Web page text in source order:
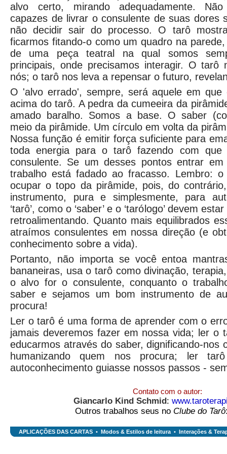
alvo certo, mirando adequadamente.
capazes de livrar o consulente de suas dores
não decidir sair do processo. O tarô
ficarmos fitando-o como um quadro na
de uma peça teatral na qual somos
principais, onde precisamos interagir. O
nós; o tarô nos leva a repensar o futuro,
O 'alvo errado', sempre, será aquele em que
acima do tarô. A pedra da cumeeira da
amado baralho. Somos a base. O saber
meio da pirâmide. Um círculo em volta da
Nossa função é emitir força suficiente para
toda energia para o tarô fazendo com
consulente. Se um desses pontos entrar
trabalho está fadado ao fracasso. Lembro:
ocupar o topo da pirâmide, pois, do
instrumento, pura e simplesmente, para
‘tarô’, como o ‘saber’ e o ‘tarólogo’ devem
retroalimentando. Quanto mais equilibrados
atraímos consulentes em nossa direção (e
conhecimento sobre a vida).
Portanto, não importa se você entoa
bananeiras, usa o tarô como divinação,
o alvo for o consulente, conquanto o
saber e sejamos um bom instrumento de
procura!
Ler o tarô é uma forma de aprender com o
jamais deveremos fazer em nossa vida; ler o
educarmos através do saber, dignificando-nos
humanizando quem nos procura; ler
autoconhecimento guiasse nossos passos -
Contato com o autor:
Giancarlo Kind Schmid:
Outros trabalhos seus no Clube do Tarô
APLICAÇÕES DAS CARTAS • Modos & Estilos de leitura • Interações &